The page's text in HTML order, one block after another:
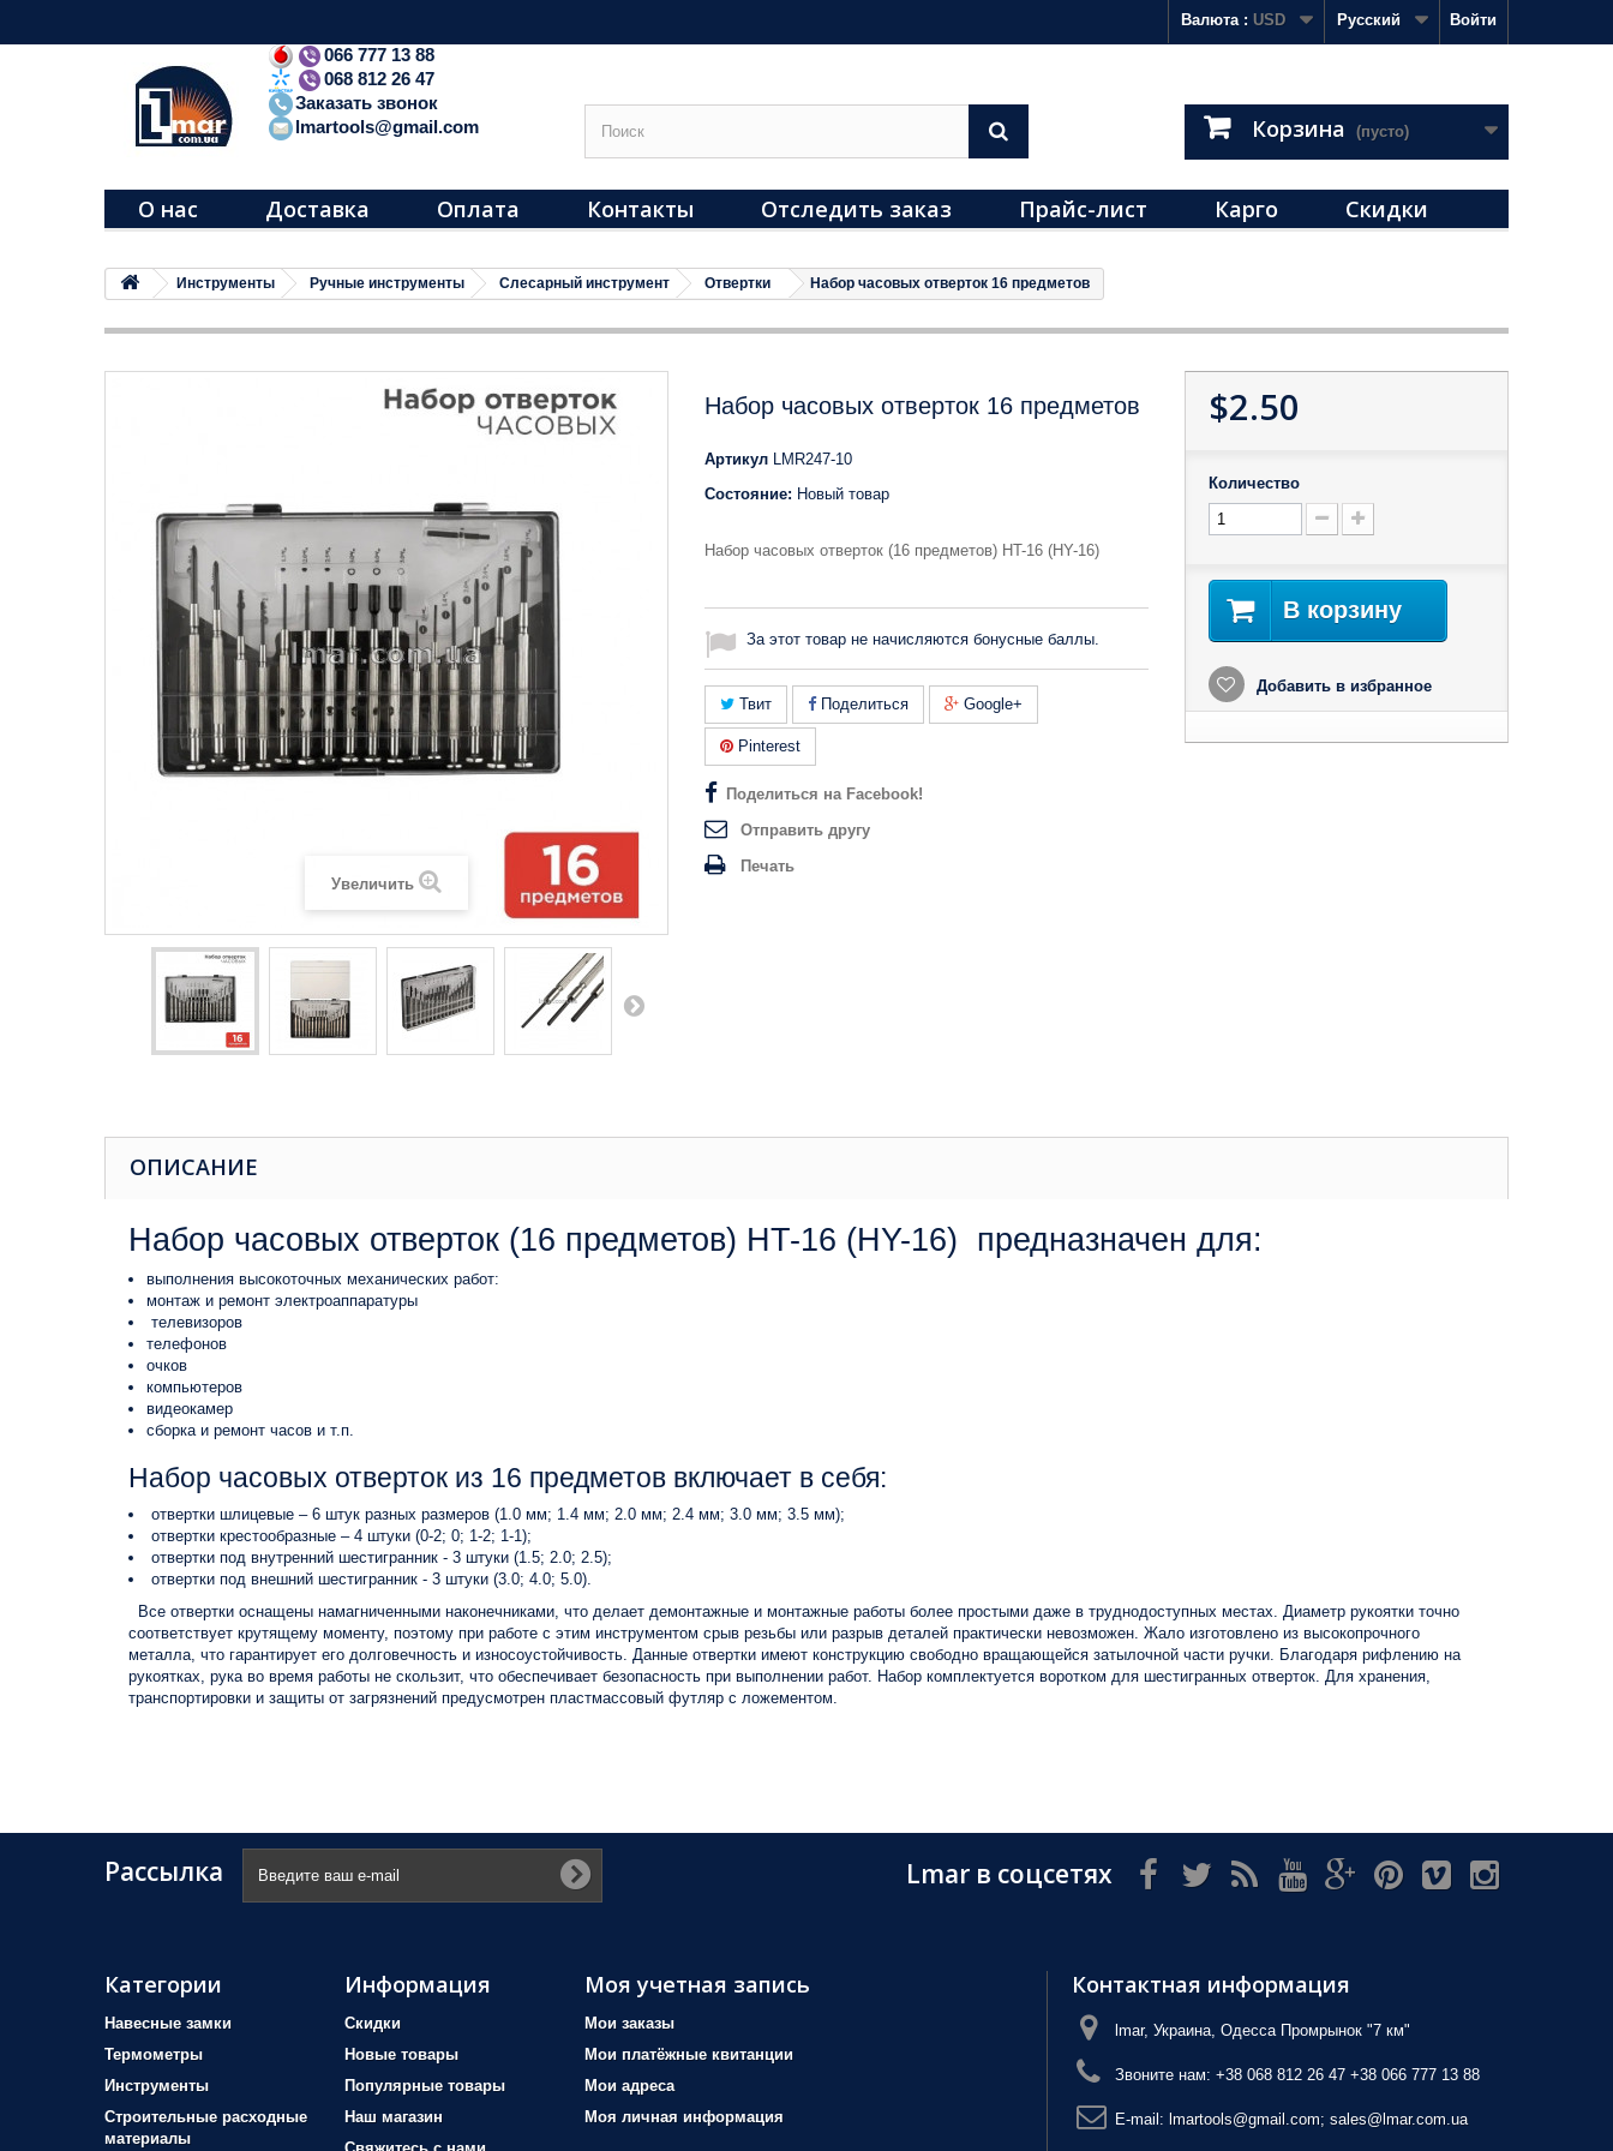
Войти
Русский
Валюта : USD
066 777 13 88
068 812 26 47
Заказать звонок
lmartools@gmail.com
Корзина (пусто)
О нас Доставка Оплата Контакты Отследить заказ Прайс-лист Карго Скидки
Инструменты Ручные инструменты Слесарный инструмент Отвертки Набор часовых отверток 16 предметов
Увеличить
Набор часовых отверток 16 предметов
Артикул LMR247-10
Состояние: Новый товар
Набор часовых отверток (16 предметов) HT-16 (HY-16)
За этот товар не начисляются бонусные баллы.
Твит Поделиться Google+
Pinterest
Поделиться на Facebook!
Отправить другу
Печать
$2.50
Количество
В корзину
Добавить в избранное
ОПИСАНИЕ
Набор часовых отверток (16 предметов) HT-16 (HY-16) предназначен для:
выполнения высокоточных механических работ:
монтаж и ремонт электроаппаратуры
телевизоров
телефонов
очков
компьютеров
видеокамер
сборка и ремонт часов и т.п.
Набор часовых отверток из 16 предметов включает в себя:
отвертки шлицевые – 6 штук разных размеров (1.0 мм; 1.4 мм; 2.0 мм; 2.4 мм; 3.0 мм; 3.5 мм);
отвертки крестообразные – 4 штуки (0-2; 0; 1-2; 1-1);
отвертки под внутренний шестигранник - 3 штуки (1.5; 2.0; 2.5);
отвертки под внешний шестигранник - 3 штуки (3.0; 4.0; 5.0).
Все отвертки оснащены намагниченными наконечниками, что делает демонтажные и монтажные работы более простыми даже в труднодоступных местах. Диаметр рукоятки точно
соответствует крутящему моменту, поэтому при работе с этим инструментом срыв резьбы или разрыв деталей практически невозможен. Жало изготовлено из высокопрочного
металла, что гарантирует его долговечность и износоустойчивость. Данные отвертки имеют конструкцию свободно вращающейся затылочной части ручки. Благодаря рифлению на
рукоятках, рука во время работы не скользит, что обеспечивает безопасность при выполнении работ. Набор комплектуется воротком для шестигранных отверток. Для хранения,
транспортировки и защиты от загрязнений предусмотрен пластмассовый футляр с ложементом.
Рассылка Lmar в соцсетях
Категории
Навесные замки
Термометры
Инструменты
Строительные расходные
материалы
Информация
Скидки
Новые товары
Популярные товары
Наш магазин
Моя учетная запись
Мои заказы
Мои платёжные квитанции
Мои адреса
Моя личная информация
Контактная информация
lmar, Украина, Одесса Промрынок "7 км"
Звоните нам: +38 068 812 26 47 +38 066 777 13 88
E-mail: lmartools@gmail.com; sales@lmar.com.ua